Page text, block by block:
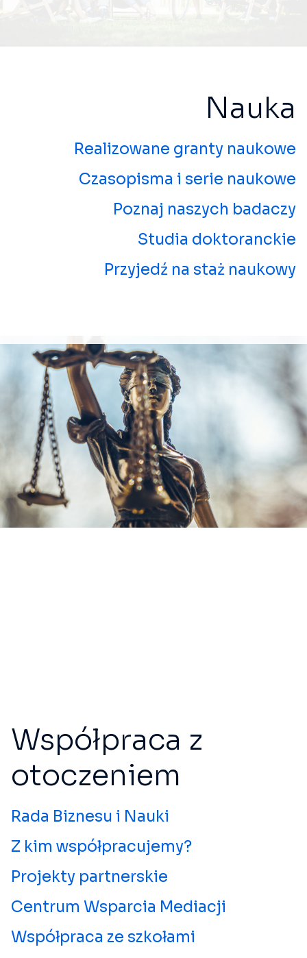
Nauka
Realizowane granty naukowe
Czasopisma i serie naukowe
Poznaj naszych badaczy
Studia doktoranckie
Przyjedź na staż naukowy
Współpraca z
otoczeniem
Rada Biznesu i Nauki
Z kim współpracujemy?
Projekty partnerskie
Centrum Wsparcia Mediacji
Współpraca ze szkołami